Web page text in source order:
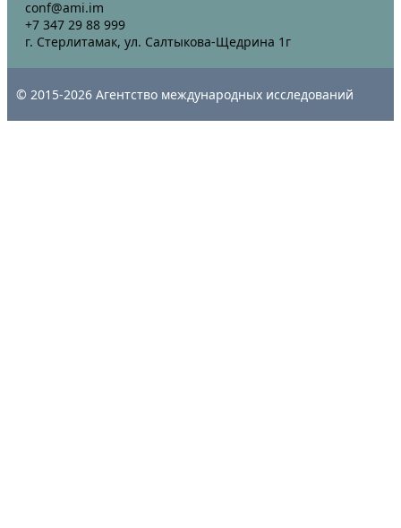
conf@ami.im
+7 347 29 88 999
г. Стерлитамак, ул. Салтыкова-Щедрина 1г
© 2015-2026 Агентство международных исследований